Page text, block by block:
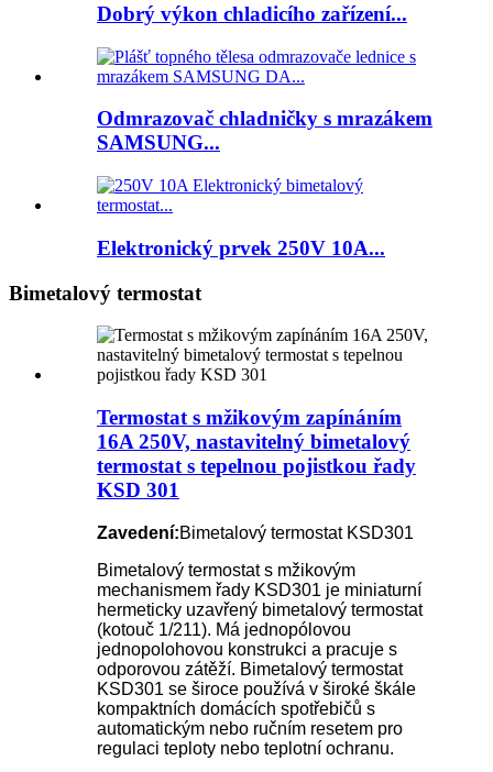
Dobrý výkon chladicího zařízení...
Odmrazovač chladničky s mrazákem
SAMSUNG...
Elektronický prvek 250V 10A...
Bimetalový termostat
Termostat s mžikovým zapínáním
16A 250V, nastavitelný bimetalový
termostat s tepelnou pojistkou řady
KSD 301
Zavedení:Bimetalový termostat KSD301
Bimetalový termostat s mžikovým
mechanismem řady KSD301 je miniaturní
hermeticky uzavřený bimetalový termostat
(kotouč 1/211). Má jednopólovou
jednopolohovou konstrukci a pracuje s
odporovou zátěží. Bimetalový termostat
KSD301 se široce používá v široké škále
kompaktních domácích spotřebičů s
automatickým nebo ručním resetem pro
regulaci teploty nebo teplotní ochranu.